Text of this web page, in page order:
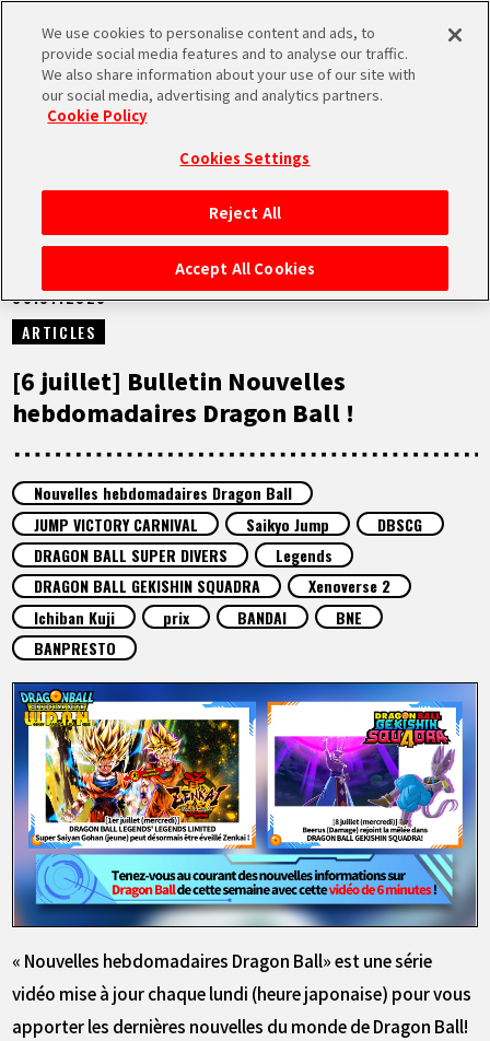
MEN
ACCUEIL
NEWS
À NE PAS MANQUER
ARTICLES
À PROPOS
LANGUAGE
JP
EN FR DE ES
NEWS
06.07.2026
ARTICLES
[6 juillet] Bulletin Nouvelles
hebdomadaires Dragon Ball !
Nouvelles hebdomadaires Dragon Ball
JUMP VICTORY CARNIVAL
Saikyo Jump
DBSCG
DRAGON BALL SUPER DIVERS
Legends
DRAGON BALL GEKISHIN SQUADRA
Xenoverse 2
Ichiban Kuji
prix BANDAI
BNE
BANPRESTO
« Nouvelles hebdomadaires Dragon Ball» est une série
vidéo mise à jour chaque lundi (heure japonaise) pour vous
apporter les dernières nouvelles du monde de Dragon Ball!
We use cookies to personalise content and ads, to
provide social media features and to analyse our traffic.
We also share information about your use of our site with
our social media, advertising and analytics partners.
Cookie Policy
Cookies Settings
Reject All
Accept All Cookies